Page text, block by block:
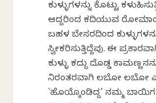
ಕುಳ್ಳುಗಳನ್ನು ಕೊಟ್ಟು
ಆದ್ದರಿಂದ ಕದಿಯುವ
ಬಹಳ ಬೇಸರದಿಂದ
ಸ್ವೀಕರಿಸುತ್ತಿದ್ದೆವು. ಈ
ಕುಳ್ಳು ಕದ್ದು ದೊಡ್ಡ
ನಿರಂತರವಾಗಿ ಲಬೋ ಲಬೋ
`ಹೊಯ್ಕೊಂಡಿದ್ದ’ ನಮ್ಮ